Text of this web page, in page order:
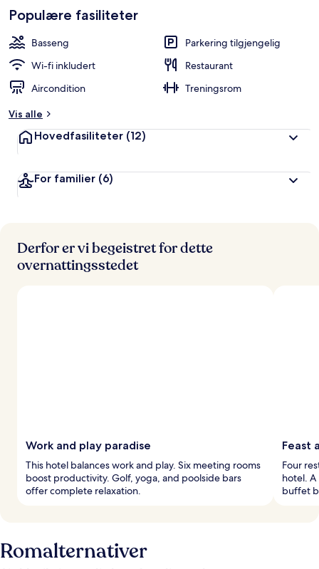
Populære fasiliteter
Basseng
Parkering tilgjengelig
Wi-fi inkludert
Restaurant
Aircondition
Treningsrom
Vis alle
Hovedfasiliteter (12)
For familier (6)
Derfor er vi begeistret for dette
overnattingsstedet
Work and play paradise
This hotel balances work and play. Six meeting rooms
boost productivity. Golf, yoga, and poolside bars
offer complete relaxation.
Feast
Four
hotel.
buffet
Romalternativer